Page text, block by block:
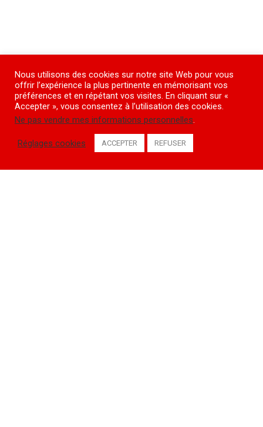
Nous utilisons des cookies sur notre site Web pour vous
offrir l’expérience la plus pertinente en mémorisant vos
préférences et en répétant vos visites. En cliquant sur «
Accepter », vous consentez à l’utilisation des cookies.
Ne pas vendre mes informations personnelles.
Réglages cookies ACCEPTER REFUSER